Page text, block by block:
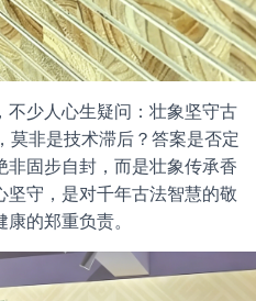
不少人心生疑问：壮象坚守古
莫非是技术滞后？答案是否定
非固步自封，而是壮象传承香
守，是对千年古法智慧的敬
的郑重负责。